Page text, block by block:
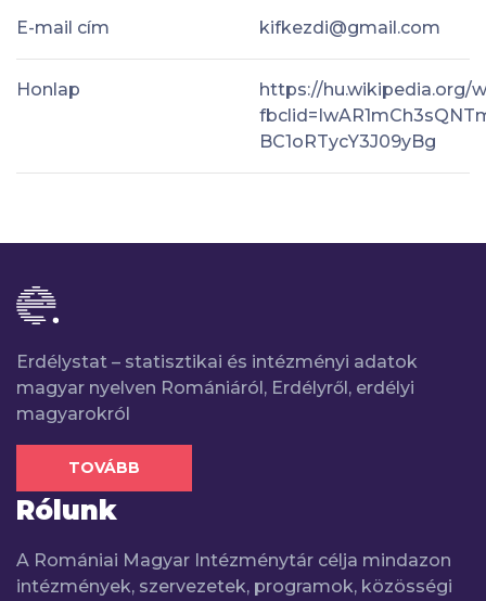
E-mail cím kifkezdi@gmail.com
Honlap
https://hu.wikipedia.org/
BC1oRTycY3J09yBg
Erdélystat – statisztikai és intézményi adatok
magyar nyelven Romániáról, Erdélyről, erdélyi
magyarokról
TOVÁBB
Rólunk
A Romániai Magyar Intézménytár célja mindazon
intézmények, szervezetek, programok, közösségi